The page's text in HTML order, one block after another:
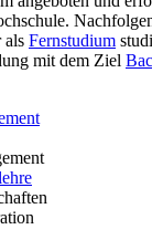
als Fernstudium
mit dem Ziel